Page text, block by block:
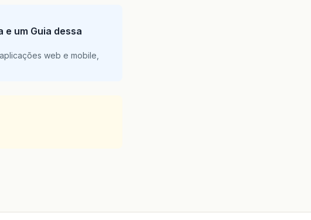
um Guia dessa
web e mobile,